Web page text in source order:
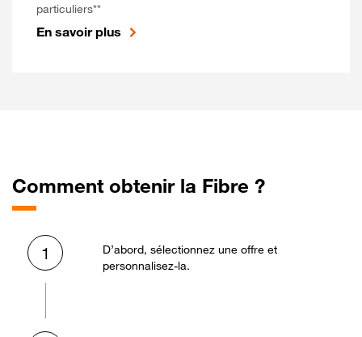
particuliers**
En savoir plus
Comment obtenir la Fibre ?
1
D’abord, sélectionnez une offre et
personnalisez-la.